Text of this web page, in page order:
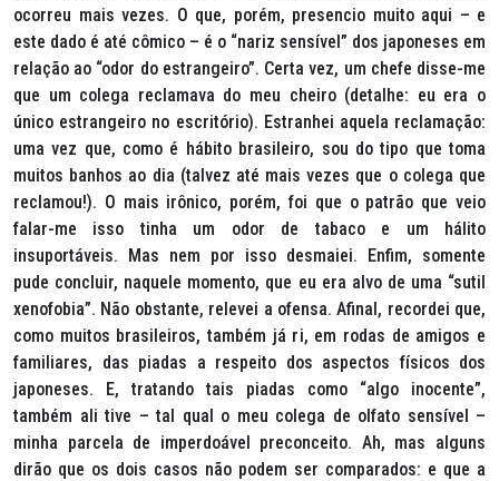
ocorreu mais vezes. O que, porém, presencio muito aqui – e
este dado é até cômico – é o “nariz sensível” dos japoneses em
relação ao “odor do estrangeiro”. Certa vez, um chefe disse-me
que um colega reclamava do meu cheiro (detalhe: eu era o
único estrangeiro no escritório). Estranhei aquela reclamação:
uma vez que, como é hábito brasileiro, sou do tipo que toma
muitos banhos ao dia (talvez até mais vezes que o colega que
reclamou!). O mais irônico, porém, foi que o patrão que veio
falar-me isso tinha um odor de tabaco e um hálito
insuportáveis. Mas nem por isso desmaiei. Enfim, somente
pude concluir, naquele momento, que eu era alvo de uma “sutil
xenofobia”. Não obstante, relevei a ofensa. Afinal, recordei que,
como muitos brasileiros, também já ri, em rodas de amigos e
familiares, das piadas a respeito dos aspectos físicos dos
japoneses. E, tratando tais piadas como “algo inocente”,
também ali tive – tal qual o meu colega de olfato sensível –
minha parcela de imperdoável preconceito. Ah, mas alguns
dirão que os dois casos não podem ser comparados: e que a